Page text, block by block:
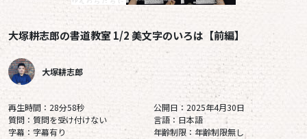
大塚耕志郎の書道教室 1/2 美文字のいろは【前編】
大塚耕志郎
再生時間：28分58秒
公開日：2025年4月30日
質問：質問を受け付けない
言語：日本語
字幕：字幕有り
年齢制限：年齢制限無し